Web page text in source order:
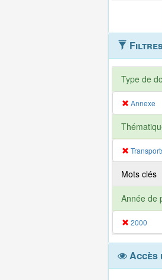
Type de
Annexe
Mots clés
Année de
2000